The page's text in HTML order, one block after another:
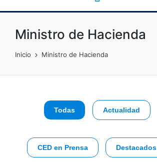
Ministro de Hacienda
Inicio Ministro de Hacienda
Todas Actualidad
CED en Prensa Destacados